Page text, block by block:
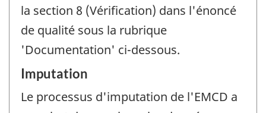
la section 8 (Vérification) dans l'énoncé
de qualité sous la rubrique
'Documentation' ci-dessous.
Imputation
Le processus d'imputation de l'EMCD a